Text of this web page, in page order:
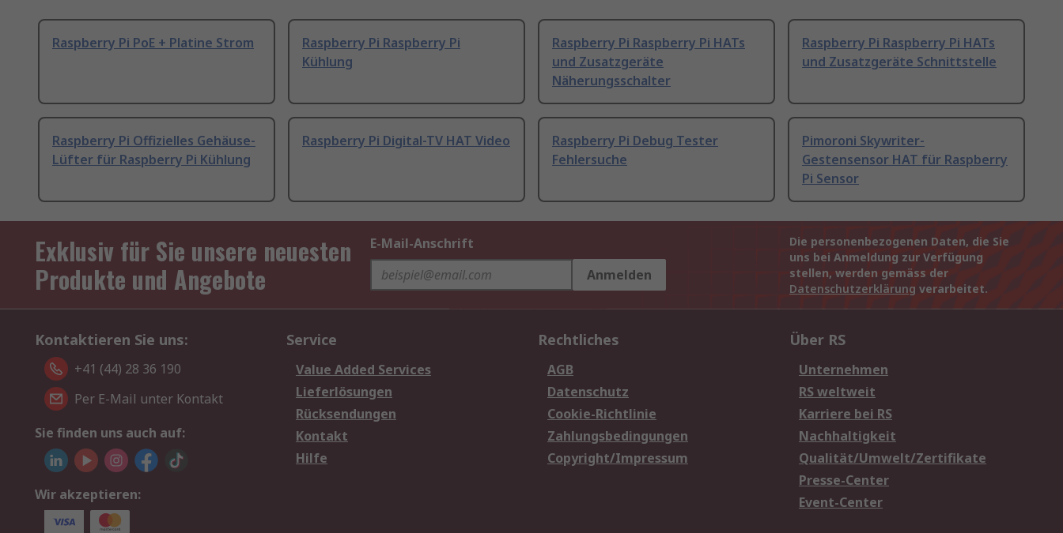
Raspberry Pi PoE + Platine Strom
Raspberry Pi Raspberry Pi
Kühlung
Raspberry Pi Raspberry Pi HATs
und Zusatzgeräte
Näherungsschalter
Raspberry Pi Raspberry Pi HATs
und Zusatzgeräte Schnittstelle
Raspberry Pi Offizielles Gehäuse-
Lüfter für Raspberry Pi Kühlung
Raspberry Pi Digital-TV HAT Video
Raspberry Pi Debug Tester
Fehlersuche
Pimoroni Skywriter-
Gestensensor HAT für Raspberry
Pi Sensor
Exklusiv für Sie unsere neuesten
Produkte und Angebote
E-Mail-Anschrift
Anmelden
Die personenbezogenen Daten, die Sie
uns bei Anmeldung zur Verfügung
stellen, werden gemäss der
Datenschutzerklärung verarbeitet.
Kontaktieren Sie uns:
+41 (44) 28 36 190
Per E-Mail unter Kontakt
Sie finden uns auch auf:
Wir akzeptieren:
Service
Value Added Services
Lieferlösungen
Rücksendungen
Kontakt
Hilfe
Rechtliches
AGB
Datenschutz
Cookie-Richtlinie
Zahlungsbedingungen
Copyright/Impressum
Über RS
Unternehmen
RS weltweit
Karriere bei RS
Nachhaltigkeit
Qualität/Umwelt/Zertifikate
Presse-Center
Event-Center